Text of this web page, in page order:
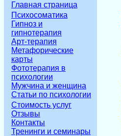
Главная страница
Психосоматика
Гипноз и
гипнотерапия
Арт-терапия
Метафорические
карты
Фототерапия в
психологии
Мужчина и женщина
Статьи по психологии
Стоимость услуг
Отзывы
Контакты
Тренинги и семинары